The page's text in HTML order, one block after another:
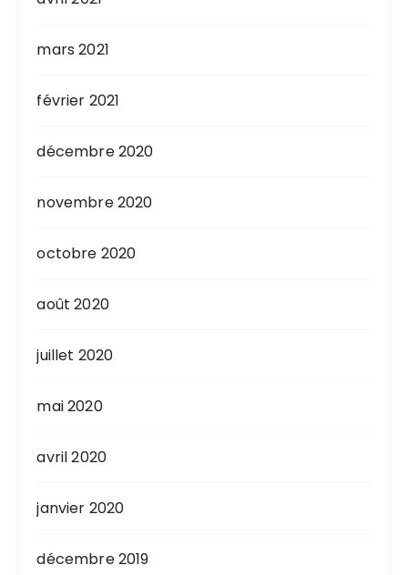
mars 2021
février 2021
décembre 2020
novembre 2020
octobre 2020
août 2020
juillet 2020
mai 2020
avril 2020
janvier 2020
décembre 2019